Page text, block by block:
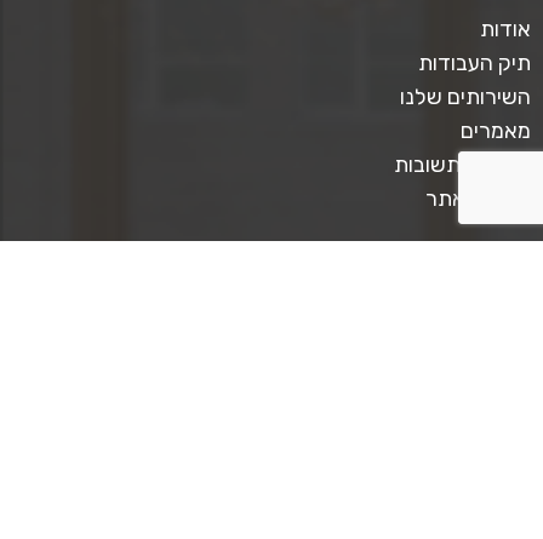
אודות
תיק העבודות
השירותים שלנו
מאמרים
שאלות ותשובות
תקנון האתר